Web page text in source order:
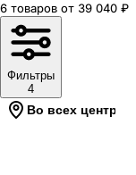
6 товаров от 39 040 ₽
Фильтры
4
Во всех центрах